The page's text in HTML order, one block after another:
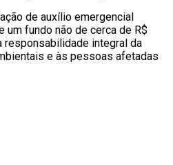
de auxílio emergencial
um fundo não de cerca de R$
responsabilidade integral da
e às pessoas afetadas